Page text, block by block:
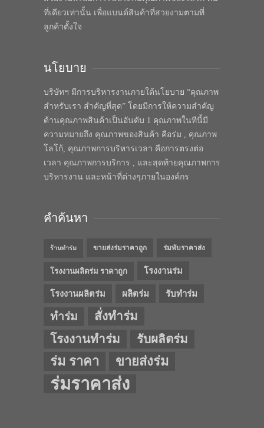
ที่เดียวเท่านั้น เพื่อแบนด์สินค้าที่สวยงามตามที่
ลูกค้าตั้งใจ
นโยบาย
บริษัทฯ มีการบริหารงานภายใต้นโยบาย “คุณภาพ
สำหรับเรา สำคัญที่สุด” โดยมีการให้ความสำคัญ
ด้านคุณภาพสินค้าเป็นอันดับ 1 คุณภาพในทีนี้มี
ความหมายถึง คุณภาพของสินค้า คือร่ม , คุณภาพ
โลโก้, คุณภาพการบริหารเวลา คือการตรงต่อ
เวลา คุณภาพการบริการ , และสุดท้ายคุณภาพการ
บริหารงาน และหน้าที่ต่างๆภายในองค์กร
คำค้นหา
ร้านทำร่ม ขายส่งร่มราคาถูก ร่มพับราคาส่ง
โรงงานผลิตร่ม ราคาถูก โรงงานร่ม
โรงงานผลิตร่ม ผลิตร่ม รับทำร่ม
ทำร่ม
สั่งทำร่ม
โรงงานทำร่ม
รับผลิตร่ม
ร่ม ราคา ขายส่งร่ม
ร่มราคาส่ง